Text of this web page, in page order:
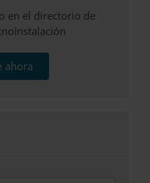
en el directorio de
ahora